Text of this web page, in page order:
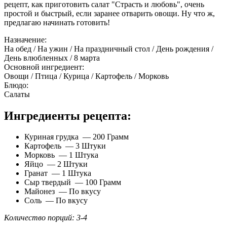
рецепт, как приготовить салат "Страсть и любовь", очень
простой и быстрый, если заранее отварить овощи. Ну что ж,
предлагаю начинать готовить!
Назначение:
На обед / На ужин / На праздничный стол / День рождения /
День влюбленных / 8 марта
Основной ингредиент:
Овощи / Птица / Курица / Картофель / Морковь
Блюдо:
Салаты
Ингредиенты рецепта:
Куриная грудка — 200 Грамм
Картофель — 3 Штуки
Морковь — 1 Штука
Яйцо — 2 Штуки
Гранат — 1 Штука
Сыр твердый — 100 Грамм
Майонез — По вкусу
Соль — По вкусу
Количество порций: 3-4